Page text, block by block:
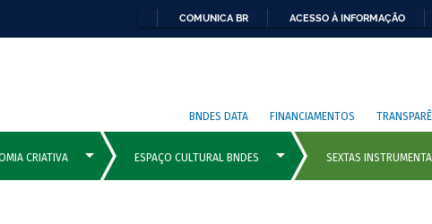
COMUNICA BR ACESSO À INFORMAÇÃO
BNDES DATA FINANCIAMENTOS